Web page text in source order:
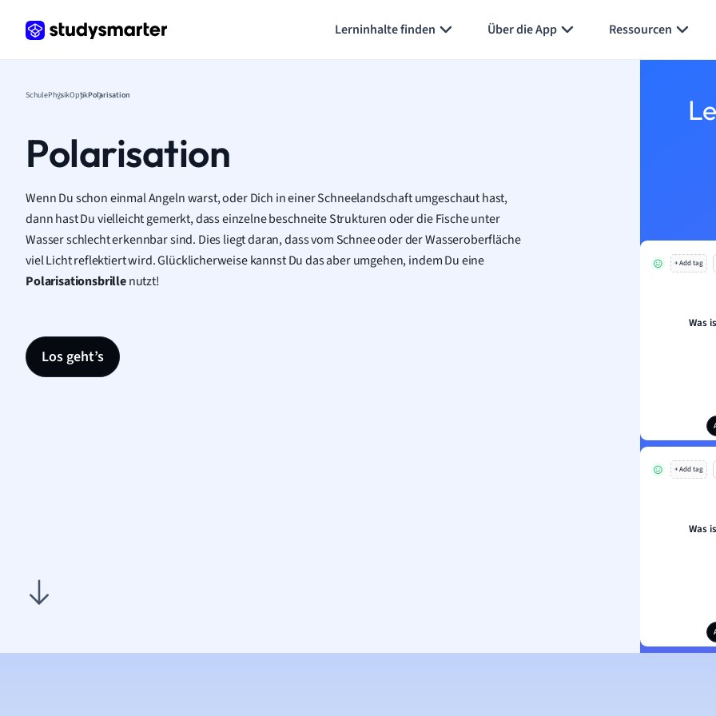
Lerninhalte finden Über die App Ressourcen
SchulePhysikOptikPolarisation
Polarisation
Wenn Du schon einmal Angeln warst, oder Dich in einer Schneelandschaft umgeschaut hast,
dann hast Du vielleicht gemerkt, dass einzelne beschneite Strukturen oder die Fische unter
Wasser schlecht erkennbar sind. Dies liegt daran, dass vom Schnee oder der Wasseroberfläche
viel Licht reflektiert wird. Glücklicherweise kannst Du das aber umgehen, indem Du eine
Polarisationsbrillenutzt!
Los geht’s
+ Add tag
Was
+ Add tag
Was